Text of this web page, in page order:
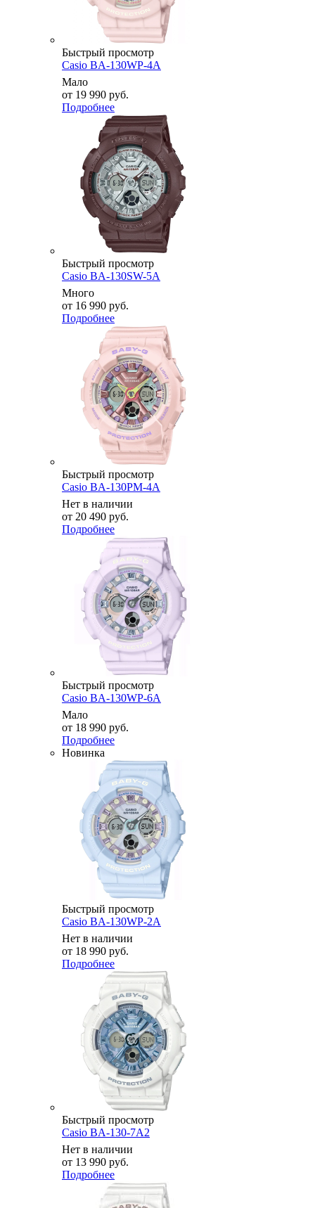
Быстрый просмотр
Casio BA-130WP-4A
Мало
от 19 990 руб.
Подробнее
Быстрый просмотр
Casio BA-130SW-5A
Много
от 16 990 руб.
Подробнее
Быстрый просмотр
Casio BA-130PM-4A
Нет в наличии
от 20 490 руб.
Подробнее
Быстрый просмотр
Casio BA-130WP-6A
Мало
от 18 990 руб.
Подробнее
Новинка
Быстрый просмотр
Casio BA-130WP-2A
Нет в наличии
от 18 990 руб.
Подробнее
Быстрый просмотр
Casio BA-130-7A2
Нет в наличии
от 13 990 руб.
Подробнее